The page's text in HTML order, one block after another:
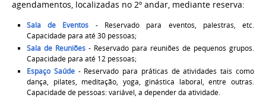
agendamentos, localizadas no 2º andar, mediante reserva:
Sala de Eventos
- Reservado para eventos, palestras, etc.
Capacidade para até 30 pessoas;
Sala de Reuniões - Reservado para reuniões de pequenos grupos.
Capacidade para até 12 pessoas;
Espaço Saúde- Reservado para práticas de atividades tais como
dança, pilates, meditação, yoga, ginástica laboral, entre outras.
Capacidade de pessoas: variável, a depender da atividade.